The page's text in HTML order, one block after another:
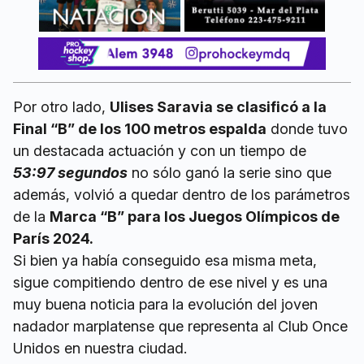
Por otro lado, Ulises Saravia se clasificó a la
Final “B” de los 100 metros espalda donde tuvo
un destacada actuación y con un tiempo de
53:97 segundos no sólo ganó la serie sino que
además, volvió a quedar dentro de los parámetros
de la Marca “B” para los Juegos Olímpicos de
París 2024.
Si bien ya había conseguido esa misma meta,
sigue compitiendo dentro de ese nivel y es una
muy buena noticia para la evolución del joven
nadador marplatense que representa al Club Once
Unidos en nuestra ciudad.